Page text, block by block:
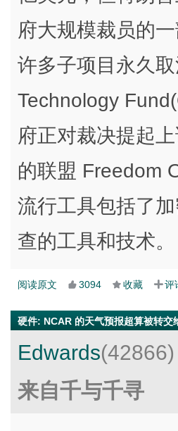
府大规模裁员的
许多子项目永久
Technology
府正对裁决提起
的联盟 Freedom
流行工具包括了
查的工具和技术。
阅读原文 3094 收藏 评
硬件: NCAR 的天气预报超算被转交
Edwards(42866)
来自千与千寻